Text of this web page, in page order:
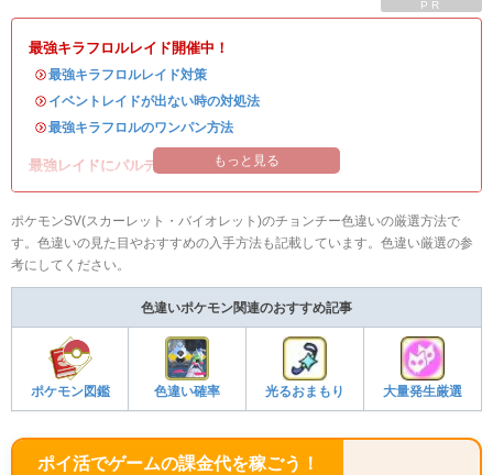
PR
最強キラフロルレイド開催中！
・最強キラフロルレイド対策
・ イベントレイドが出ない時の対処法
・最強キラフロルのワンパン方法
最強レイドにパルデアの強力なポケモンが登場！
もっと見る
ポケモンSV(スカーレット・バイオレット)のチョンチー色違いの厳選方法で
す。色違いの見た目やおすすめの入手方法も記載しています。色違い厳選の参
考にしてください。
色違いポケモン関連のおすすめ記事
ポケモン図鑑 色違い確率 光るおまもり 大量発生厳選
ポイ活でゲームの課金代を稼ごう！